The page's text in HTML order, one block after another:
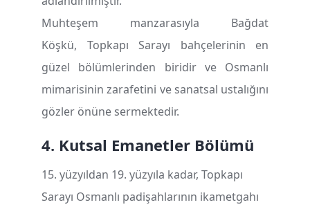
Muhteşem manzarasıyla Bağdat
Köşkü, Topkapı Sarayı bahçelerinin en
güzel bölümlerinden biridir ve Osmanlı
mimarisinin zarafetini ve sanatsal ustalığını
gözler önüne sermektedir.
4. Kutsal Emanetler Bölümü
15. yüzyıldan 19. yüzyıla kadar, Topkapı
Sarayı Osmanlı padişahlarının ikametgahı